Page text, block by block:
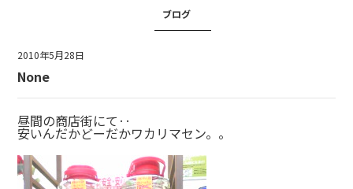
ブログ
2010年5月28日
None
昼間の商店街にて‥
安いんだかどーだかワカリマセン。。